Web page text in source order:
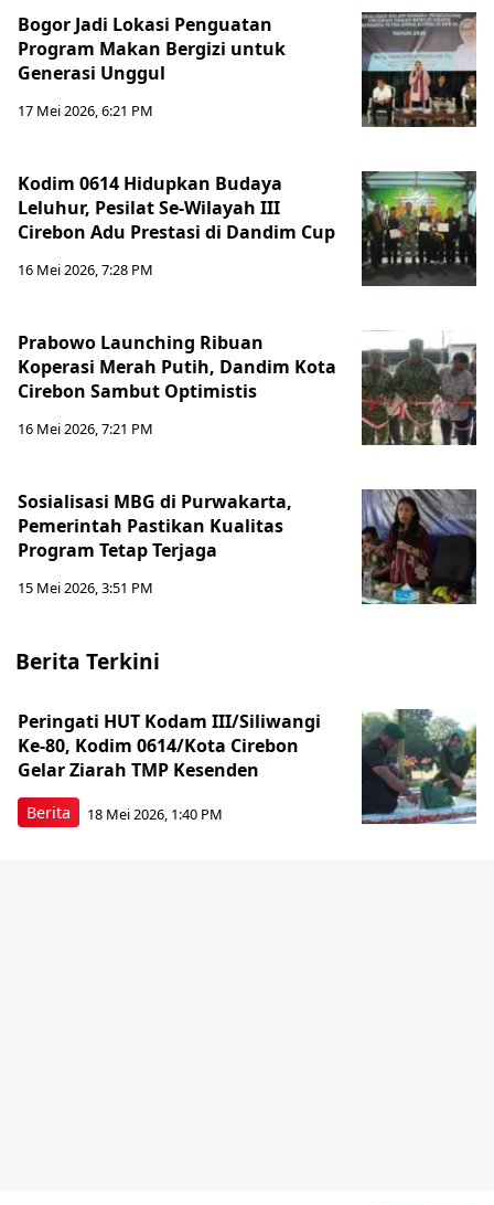
Bogor Jadi Lokasi Penguatan
Program Makan Bergizi untuk
Generasi Unggul
17 Mei 2026, 6:21 PM
Kodim 0614 Hidupkan Budaya
Leluhur, Pesilat Se-Wilayah III
Cirebon Adu Prestasi di Dandim Cup
16 Mei 2026, 7:28 PM
Prabowo Launching Ribuan
Koperasi Merah Putih, Dandim Kota
Cirebon Sambut Optimistis
16 Mei 2026, 7:21 PM
Sosialisasi MBG di Purwakarta,
Pemerintah Pastikan Kualitas
Program Tetap Terjaga
15 Mei 2026, 3:51 PM
Berita Terkini
Berita
Peringati HUT Kodam III/Siliwangi
Ke-80, Kodim 0614/Kota Cirebon
Gelar Ziarah TMP Kesenden
18 Mei 2026, 1:40 PM